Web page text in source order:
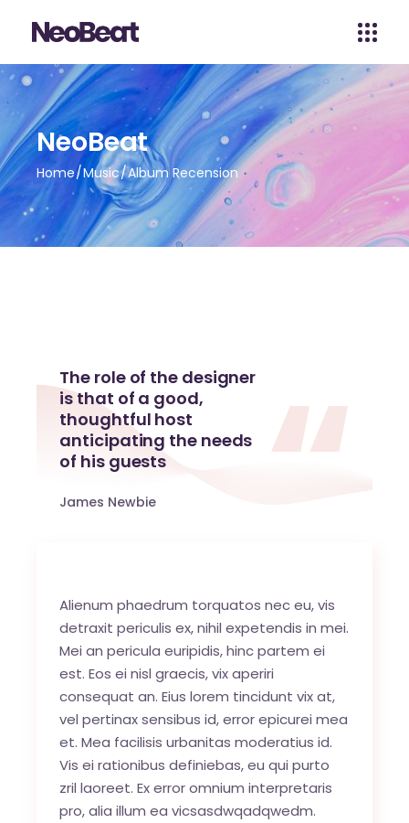
NeoBeat
Home Music Album Recension
The role of the designer
is that of a good,
thoughtful host
anticipating the needs
of his guests
James Newbie
Alienum phaedrum torquatos nec eu, vis
detraxit periculis ex, nihil expetendis in mei.
Mei an pericula euripidis, hinc partem ei
est. Eos ei nisl graecis, vix aperiri
consequat an. Eius lorem tincidunt vix at,
vel pertinax sensibus id, error epicurei mea
et. Mea facilisis urbanitas moderatius id.
Vis ei rationibus definiebas, eu qui purto
zril laoreet. Ex error omnium interpretaris
pro, alia illum ea vicsasdwqadqwedm.